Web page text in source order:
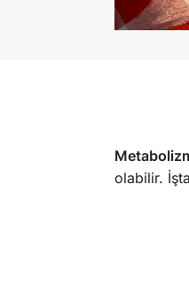
olabilir.